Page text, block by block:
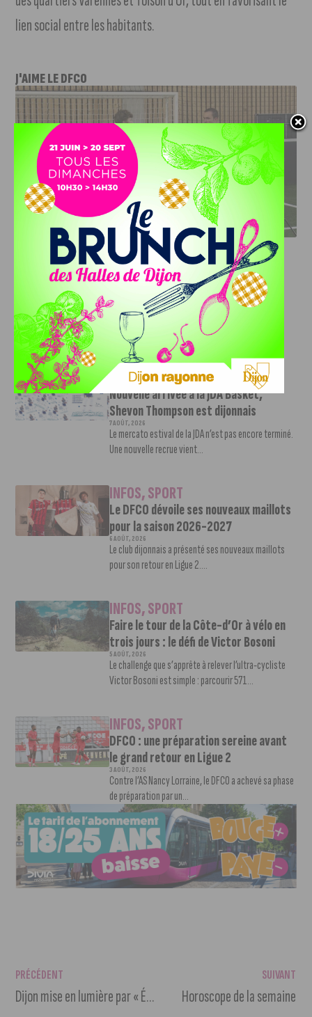
lien social entre les habitants.
J'AIME LE DFCO
DFCO : RENCONTRE AVEC PIERRE-HENRI DEBALLON,
L’ARTISAN DE LA MONTÉE EN LIGUE 2
INFOS SPORT
DFCO : Rencontre avec Pierre-Henri
Deballon, l’artisan de la montée en
Ligue 2
7 AOÛT, 2026
Le DFCO est de retour en Ligue 2 après trois ans
d’absence. La saison...
INFOS,SPORT
Nouvelle arrivée à la JDA Basket,
Shevon Thompson est dijonnais
7 AOÛT, 2026
Le mercato estival de la JDA n’est pas encore terminé.
Une nouvelle recrue vient...
INFOS,SPORT
Le DFCO dévoile ses nouveaux maillots
pour la saison 2026-2027
6 AOÛT, 2026
Le club dijonnais a présenté ses nouveaux maillots
pour son retour en Ligue 2....
INFOS,SPORT
Faire le tour de la Côte-d’Or à vélo en
trois jours : le défi de Victor Bosoni
5 AOÛT, 2026
Le challenge que s’apprête à relever l’ultra-cycliste
Victor Bosoni est simple : parcourir 571...
INFOS,SPORT
DFCO : une préparation sereine avant
le grand retour en Ligue 2
3 AOÛT, 2026
Contre l’AS Nancy Lorraine, le DFCO a achevé sa phase
de préparation par un...
PRÉCÉDENT
Dijon mise en lumière par « Échappées Belles » !
SUIVANT
Horoscope de la semaine